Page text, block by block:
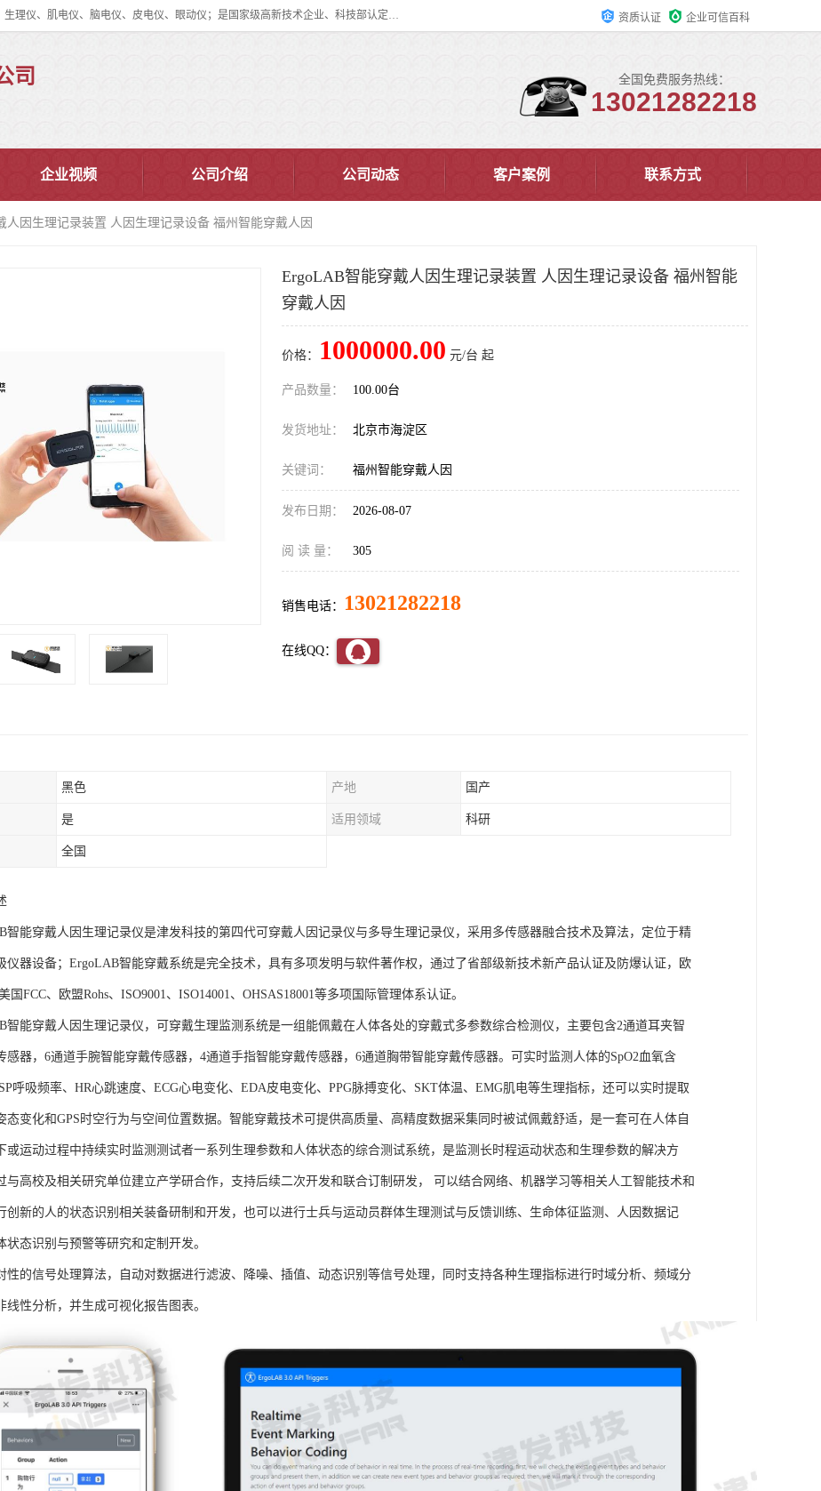
眼动仪多少钱?北京津发科技股份有限公司主营：事件相关电位仪、生理仪、肌电仪、脑电仪、皮电仪、眼动仪；是国家级高新技术企业、科技部认定的科技型中小企业和中关村高新技术企业，具备保密资格，具备自主进出口经营权；自主研发技术、产品与服务荣获多项省部级科学技术奖励、国家发明专利、国家软件著作权和省部级新技术新产品（服务）认证。 资质认证 企业可信百科
司 全国免费服务热线：
13021282218
企业视频 公司介绍 公司动态 客户案例 联系方式
人因生理记录装置 人因生理记录设备 福州智能穿戴人因
ErgoLAB智能穿戴人因生理记录装置 人因生理记录设备 福州智能
穿戴人因
价格： 1000000.00 元/台 起
产品数量： 100.00台
发货地址： 北京市海淀区
关键词： 福州智能穿戴人因
发布日期： 2026-08-07
阅 读 量： 305
销售电话： 13021282218
在线QQ：
黑色 产地 国产
是 适用领域 科研
全国
智能穿戴人因生理记录仪是津发科技的第四代可穿戴人因记录仪与多导生理记录仪，采用多传感器融合技术及算法，定位于精
仪器设备；ErgoLAB智能穿戴系统是完全技术，具有多项发明与软件著作权，通过了省部级新技术新产品认证及防爆认证，欧
国FCC、欧盟Rohs、ISO9001、ISO14001、OHSAS18001等多项国际管理体系认证。
智能穿戴人因生理记录仪，可穿戴生理监测系统是一组能佩戴在人体各处的穿戴式多参数综合检测仪，主要包含2通道耳夹智
感器，6通道手腕智能穿戴传感器，4通道手指智能穿戴传感器，6通道胸带智能穿戴传感器。可实时监测人体的SpO2血氧含
呼吸频率、HR心跳速度、ECG心电变化、EDA皮电变化、PPG脉搏变化、SKT体温、EMG肌电等生理指标，还可以实时提取
态变化和GPS时空行为与空间位置数据。智能穿戴技术可提供高质量、高精度数据采集同时被试佩戴舒适，是一套可在人体自
或运动过程中持续实时监测测试者一系列生理参数和人体状态的综合测试系统，是监测长时程运动状态和生理参数的解决方
与高校及相关研究单位建立产学研合作，支持后续二次开发和联合订制研发， 可以结合网络、机器学习等相关人工智能技术和
创新的人的状态识别相关装备研制和开发，也可以进行士兵与运动员群体生理测试与反馈训练、生命体征监测、人因数据记
状态识别与预警等研究和定制开发。
性的信号处理算法，自动对数据进行滤波、降噪、插值、动态识别等信号处理，同时支持各种生理指标进行时域分析、频域分
线性分析，并生成可视化报告图表。